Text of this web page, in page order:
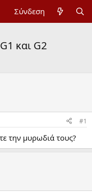
Σύνδεση
και G2
#1
την μυρωδιά τους?